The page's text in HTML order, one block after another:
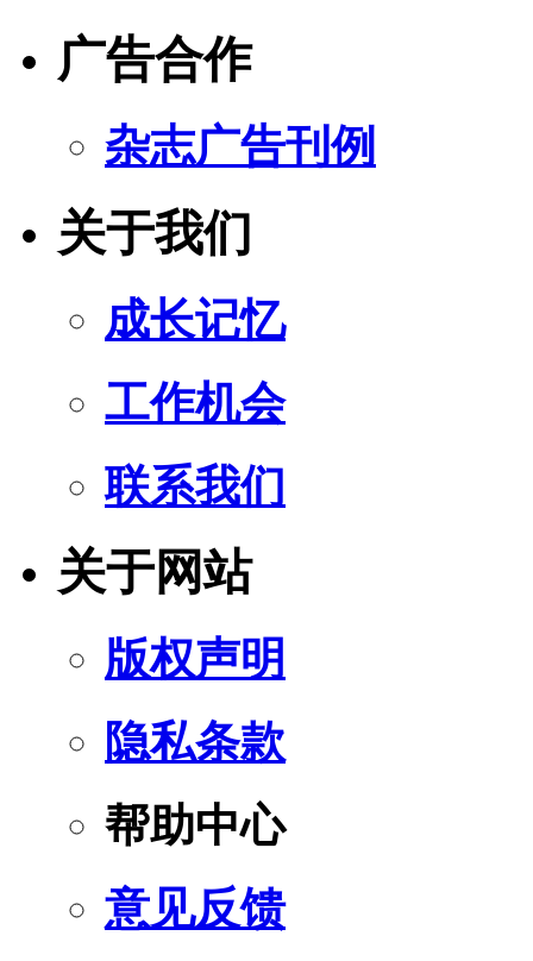
广告合作
杂志广告刊例
关于我们
成长记忆
工作机会
联系我们
关于网站
版权声明
隐私条款
帮助中心
意见反馈